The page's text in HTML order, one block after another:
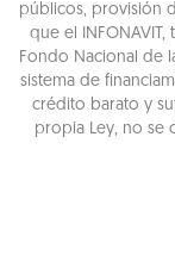
públicos, provisión
que el
Fondo Nacional de
sistema de
crédito barato y
propia Ley, no se